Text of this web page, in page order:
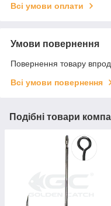
Всі умови оплати
Умови повернення
Повернення товару
Всі умови повернення
Подібні товари